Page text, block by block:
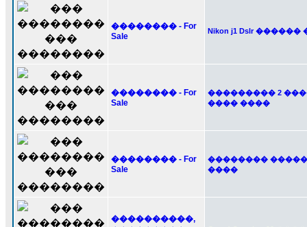
�������� - For
Sale
Nikon j1 Dslr ������
�������� - For
Sale
��������� 2
���� ����
�������� - For
Sale
��������
����
����������,